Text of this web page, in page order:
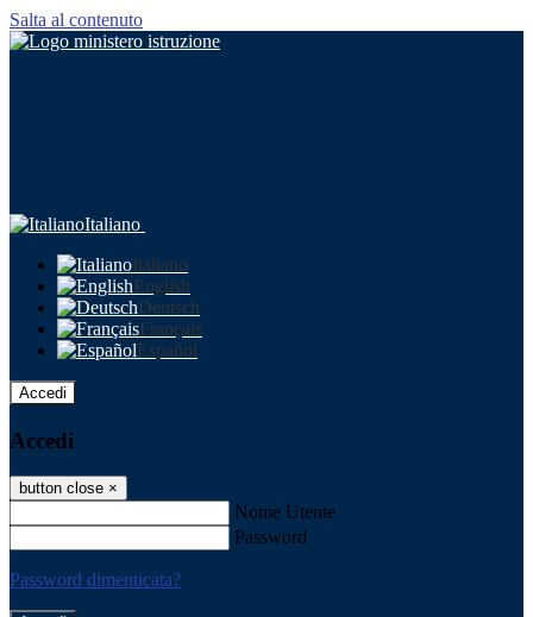
Salta al contenuto
Italiano
Italiano
English
Deutsch
Français
Español
Accedi
Accedi
button close ×
Nome Utente
Password
Password dimenticata?